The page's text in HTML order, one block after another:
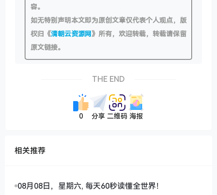
容。
如无特别声明本文即为原创文章仅代表个人观点，版
权归《清朝云资源网》所有，欢迎转载，转载请保留
原文链接。
THE END
0 分享 二维码 海报
相关推荐
08月08日，星期六, 每天60秒读懂全世界！